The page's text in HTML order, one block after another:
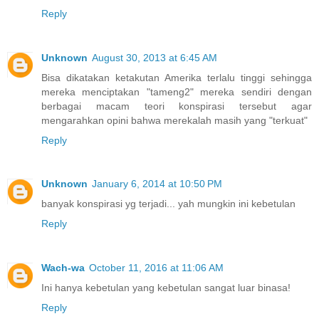
Reply
Unknown August 30, 2013 at 6:45 AM
Bisa dikatakan ketakutan Amerika terlalu tinggi sehingga
mereka menciptakan "tameng2" mereka sendiri dengan
berbagai macam teori konspirasi tersebut agar
mengarahkan opini bahwa merekalah masih yang "terkuat"
Reply
Unknown January 6, 2014 at 10:50 PM
banyak konspirasi yg terjadi... yah mungkin ini kebetulan
Reply
Wach-wa October 11, 2016 at 11:06 AM
Ini hanya kebetulan yang kebetulan sangat luar binasa!
Reply